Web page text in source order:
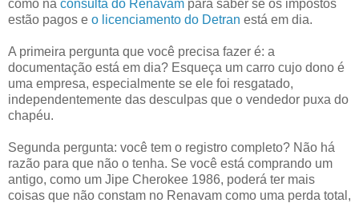
como na consulta do Renavam para saber se os impostos
estão pagos e o licenciamento do Detran está em dia.
A primeira pergunta que você precisa fazer é: a
documentação está em dia? Esqueça um carro cujo dono é
uma empresa, especialmente se ele foi resgatado,
independentemente das desculpas que o vendedor puxa do
chapéu.
Segunda pergunta: você tem o registro completo? Não há
razão para que não o tenha. Se você está comprando um
antigo, como um Jipe Cherokee 1986, poderá ter mais
coisas que não constam no Renavam como uma perda total,